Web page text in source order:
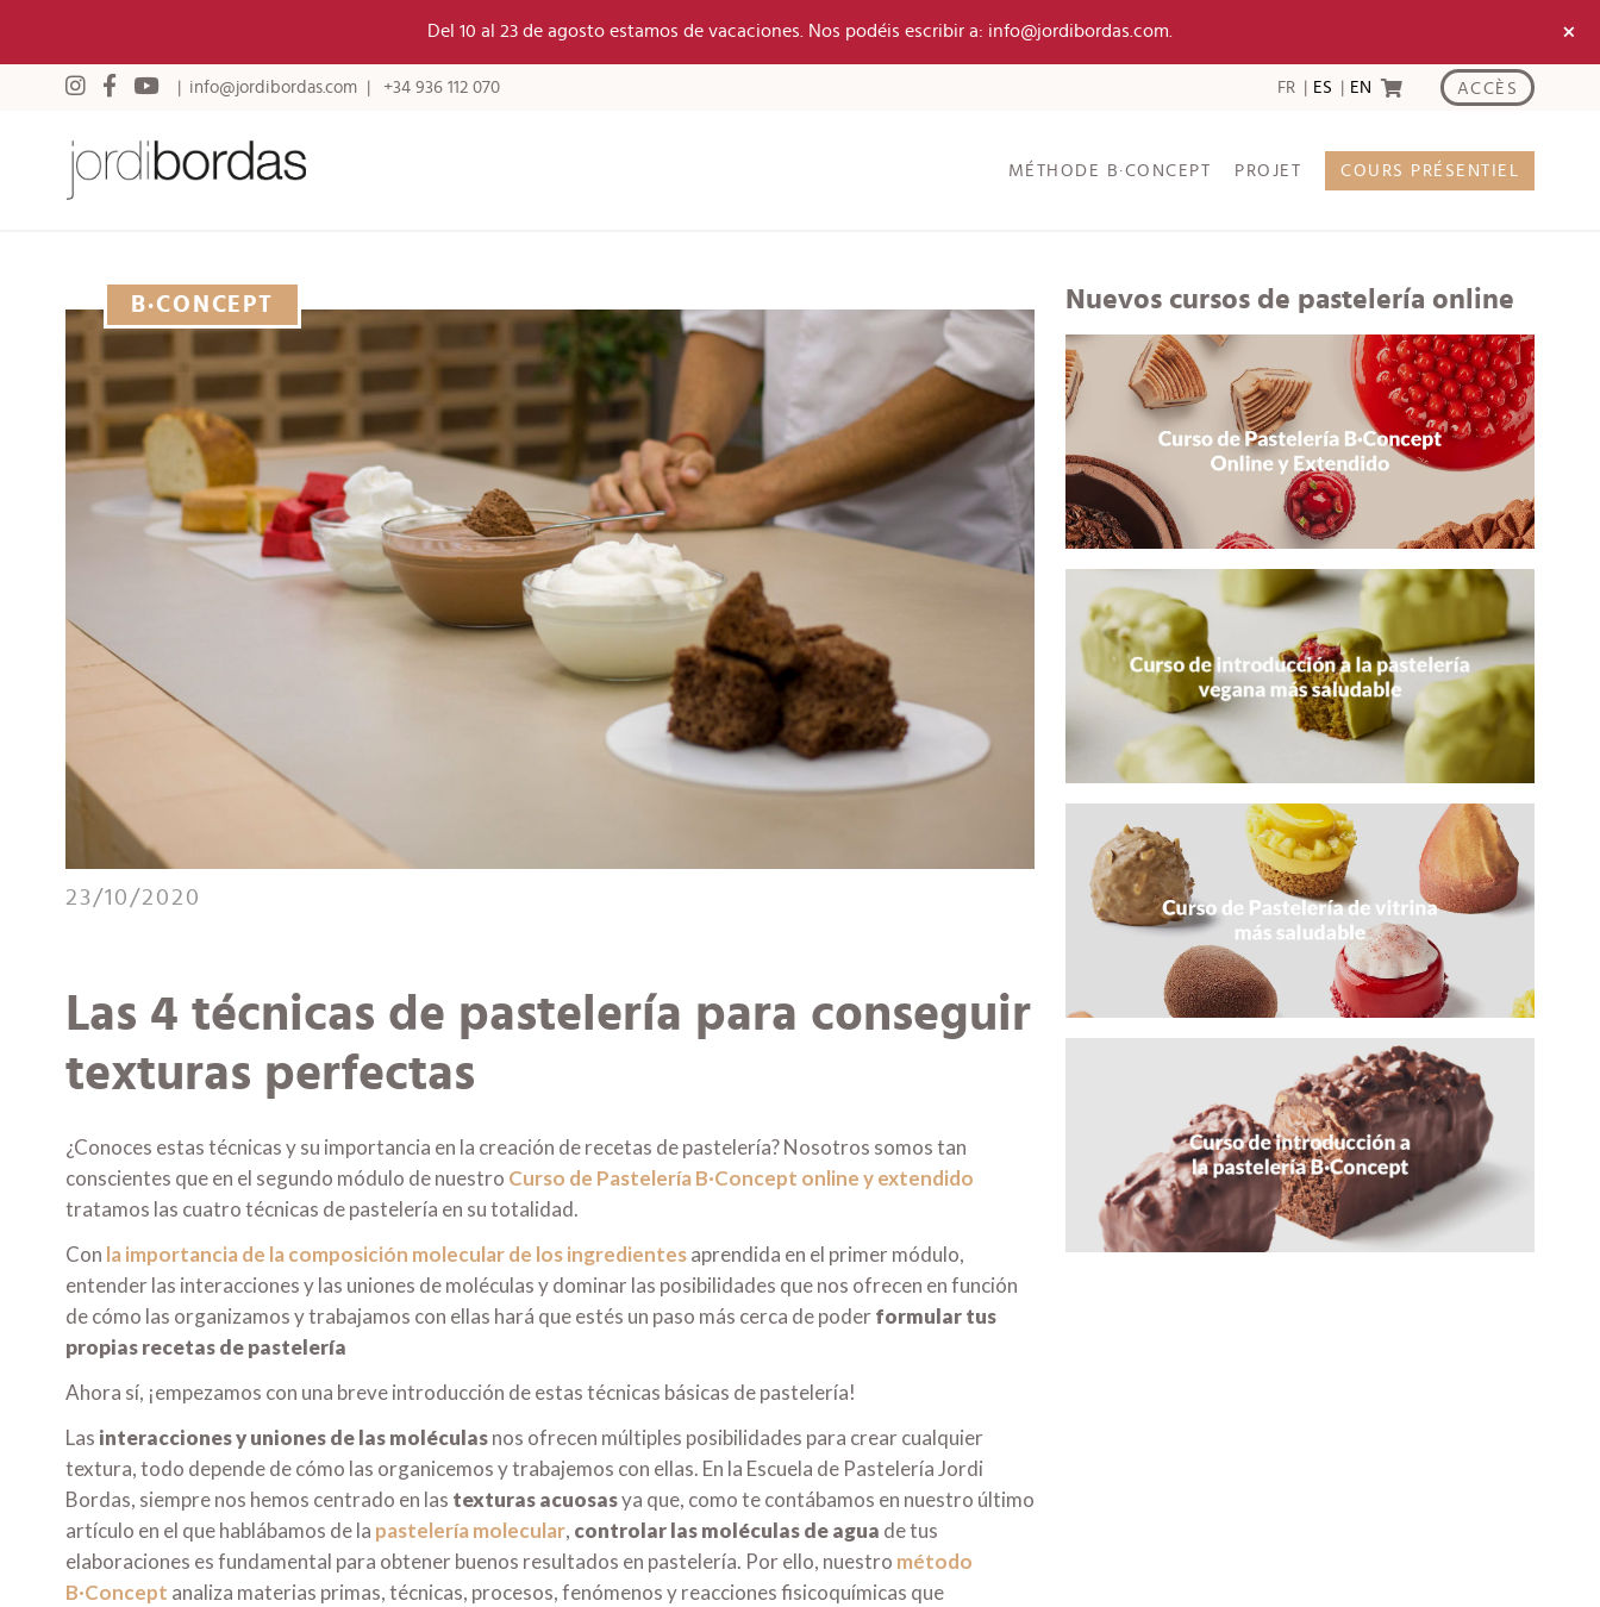
Del 10 al 23 de agosto estamos de vacaciones. Nos podéis escribir a: info@jordibordas.com. ×
info@jordibordas.com +34 936 112 070 FR ES EN ACCÈS
MÉTHODE B·CONCEPT PROJET COURS PRÉSENTIEL
B·CONCEPT
23/10/2020
Las 4 técnicas de pastelería para conseguir
texturas perfectas
¿Conoces estas técnicas y su importancia en la creación de recetas de pastelería? Nosotros somos tan
conscientes que en el segundo módulo de nuestro Curso de Pastelería B·Concept online y extendido
tratamos las cuatro técnicas de pastelería en su totalidad.
Con la importancia de la composición molecular de los ingredientesaprendida en el primer módulo,
entender las interacciones y las uniones de moléculas y dominar las posibilidades que nos ofrecen en función
de cómo las organizamos y trabajamos con ellas hará que estés un paso más cerca de poderformular tus
propias recetas de pastelería
Ahora sí, ¡empezamos con una breve introducción de estas técnicas básicas de pastelería!
Las interacciones y uniones de las moléculasnos ofrecen múltiples posibilidades para crear cualquier
textura, todo depende de cómo las organicemos y trabajemos con ellas. En la Escuela de Pastelería Jordi
Bordas, siempre nos hemos centrado en las texturas acuosasya que, como te contábamos en nuestro último
artículo en el que hablábamos de la pastelería molecular, controlar las moléculas de agua de tus
elaboraciones es fundamental para obtener buenos resultados en pastelería. Por ello, nuestro método
B·Concept analiza materias primas, técnicas, procesos, fenómenos y reacciones fisicoquímicas que
Nuevos cursos de pastelería online